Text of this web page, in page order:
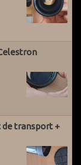
de transport +